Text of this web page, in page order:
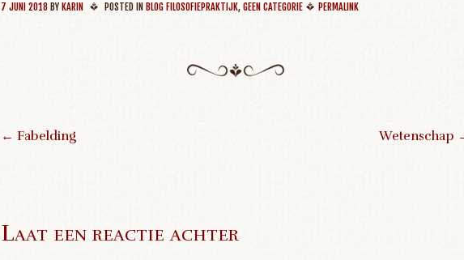
7 JUNI 2018 BY KARIN POSTED IN BLOG FILOSOFIEPRAKTIJK, GEEN CATEGORIE PERMALINK
← Fabelding Wetenschap
Laat een reactie achter